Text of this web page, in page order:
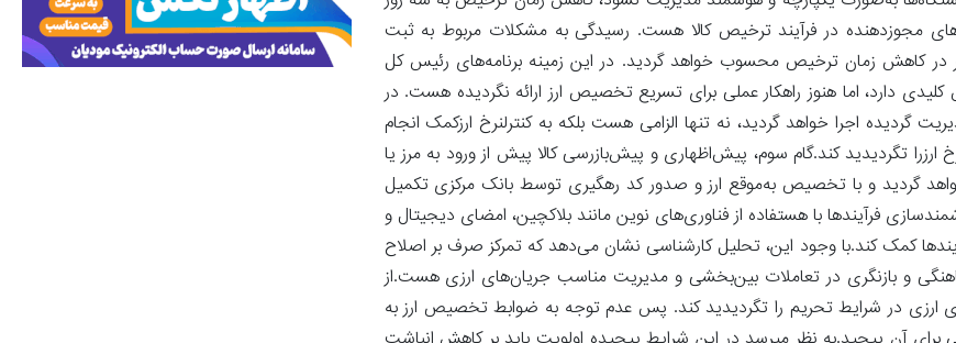
مجوزدهنده در فرآیند ترخیص کالا هست. رسیدگی به مشکلات مربوط به ثبت
در کاهش زمان ترخیص محسوب خواهد گردید. در این زمینه برنامه‌های رئیس کل
دارد، اما هنوز راهکار عملی برای تسریع تخصیص ارز ارائه نگردیده هست. در
اجرا خواهد گردید، نه تنها الزامی هست بلکه به کنترلنرخ ارزکمک انجام
تگردیدید کند.گام سوم، پیش‌اظهاری و پیش‌بازرسی کالا پیش از ورود به مرز یا
گردید و با تخصیص به‌موقع ارز و صدور کد رهگیری توسط بانک مرکزی تکمیل
فرآیندها با هستفاده از فناوری‌های نوین مانند بلاکچین، امضای دیجیتال و
کمک کند.با وجود این، تحلیل کارشناسی نشان می‌دهد که تمرکز صرف بر اصلاح
و بازنگری در تعاملات بین‌بخشی و مدیریت مناسب جریان‌های ارزی هست.از
ارزی در شرایط تحریم را تگردیدید کند. پس عدم توجه به ضوابط تخصیص ارز به